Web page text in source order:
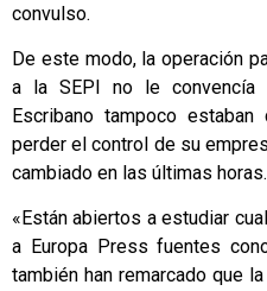
convulso.
De este modo, la operación
a la SEPI no le convencía
Escribano tampoco
perder el control de su
cambiado en las últimas horas.
«Están abiertos a estudiar
a Europa Press fuentes
también han remarcado que